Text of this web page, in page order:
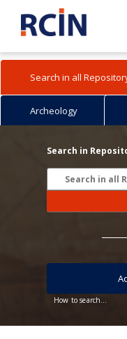
Search in all
Archeology
Search in
How to search...